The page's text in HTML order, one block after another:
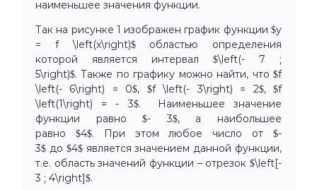
наименьшее значения функции.
Так на рисунке 1 изображен график функции $y
= f \left(x\right)$ областью определения
которой является интервал $\left(- 7 ;
5\right)$. Также по графику можно найти, что $f
\left(- 6\right) = 0$, $f \left(- 3\right) = 2$, $f
\left(1\right) = - 3$. Наименьшее значение
функции равно $- 3$, а наибольшее
равно $4$. При этом любое число от $-
3$ до $4$ является значением данной функции,
т.е. область значений функции – отрезок $\left[-
3 ; 4\right]$.